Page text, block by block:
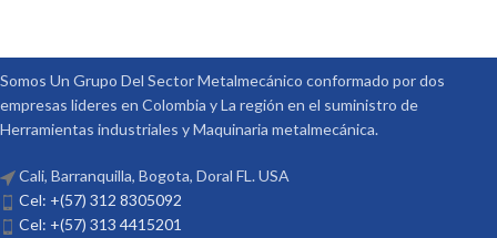
Somos Un Grupo Del Sector Metalmecánico conformado por dos
empresas lideres en Colombia y La región en el suministro de
Herramientas industriales y Maquinaria metalmecánica.
Cali, Barranquilla, Bogota, Doral FL. USA
Cel: +(57) 312 8305092
Cel: +(57) 313 4415201